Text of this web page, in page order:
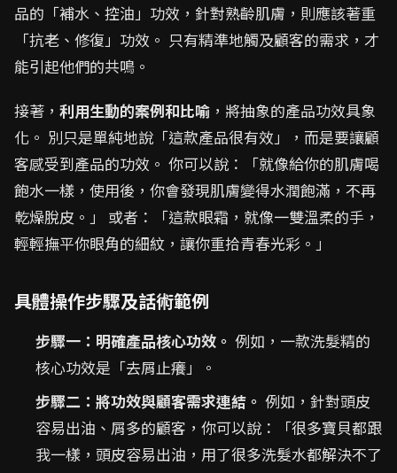
品的「補水、控油」功效，針對熟齡肌膚，則應該著重
「抗老、修復」功效。 只有精準地觸及顧客的需求，才
能引起他們的共鳴。
接著， 利用生動的案例和比喻 ，將抽象的產品功效具象
化。 別只是單純地說「這款產品很有效」，而是要讓顧
客感受到產品的功效。 你可以說：「就像給你的肌膚喝
飽水一樣，使用後，你會發現肌膚變得水潤飽滿，不再
乾燥脫皮。」 或者：「這款眼霜，就像一雙溫柔的手，
輕輕撫平你眼角的細紋，讓你重拾青春光彩。」
具體操作步驟及話術範例
步驟一：明確產品核心功效。 例如，一款洗髮精的
核心功效是「去屑止癢」。
步驟二：將功效與顧客需求連結。 例如，針對頭皮
容易出油、屑多的顧客，你可以說：「很多寶貝都跟
我一樣，頭皮容易出油，用了很多洗髮水都解決不了